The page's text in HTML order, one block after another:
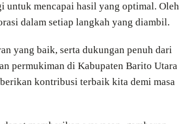
untuk mencapai hasil yang optimal. Oleh
dalam setiap langkah yang diambil.
yang baik, serta dukungan penuh dari
permukiman di Kabupaten Barito Utara
kontribusi terbaik kita demi masa